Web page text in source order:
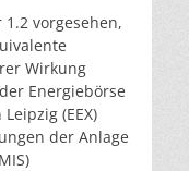
vorgesehen,
Wirkung
Energiebörse
(EEX)
der Anlage